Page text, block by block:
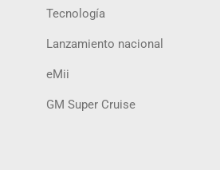
Tecnología
Lanzamiento nacional
eMii
GM Super Cruise